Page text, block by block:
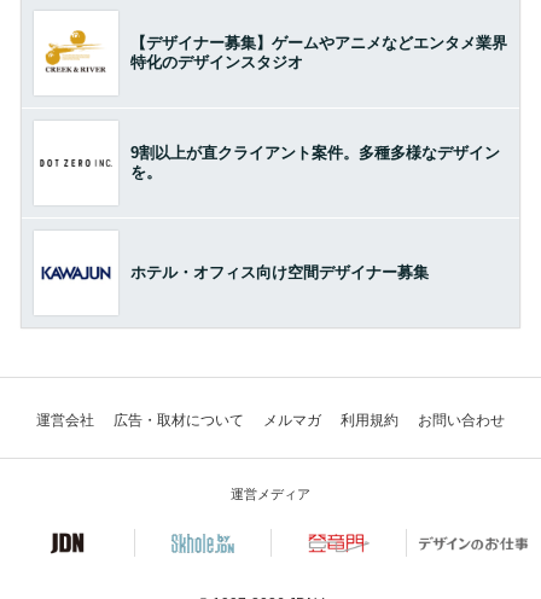
【デザイナー募集】ゲームやアニメなどエンタメ業界
特化のデザインスタジオ
9割以上が直クライアント案件。多種多様なデザイン
を。
ホテル・オフィス向け空間デザイナー募集
運営会社 広告・取材について メルマガ 利用規約 お問い合わせ
運営メディア